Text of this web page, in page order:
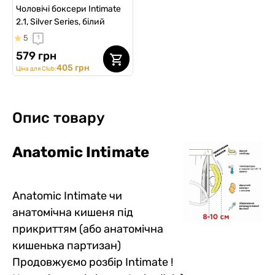
Чоловічі боксери Intimate
2.1, Silver Series, білий
5 1
579 грн
Ціна для Club:405 грн
Опис товару
Anatomic Intimatе
Anatomic Intimate чи
анатомічна кишеня під
прикриттям (або анатомічна
кишенька партизан)
Продовжуємо розбір Intimate !